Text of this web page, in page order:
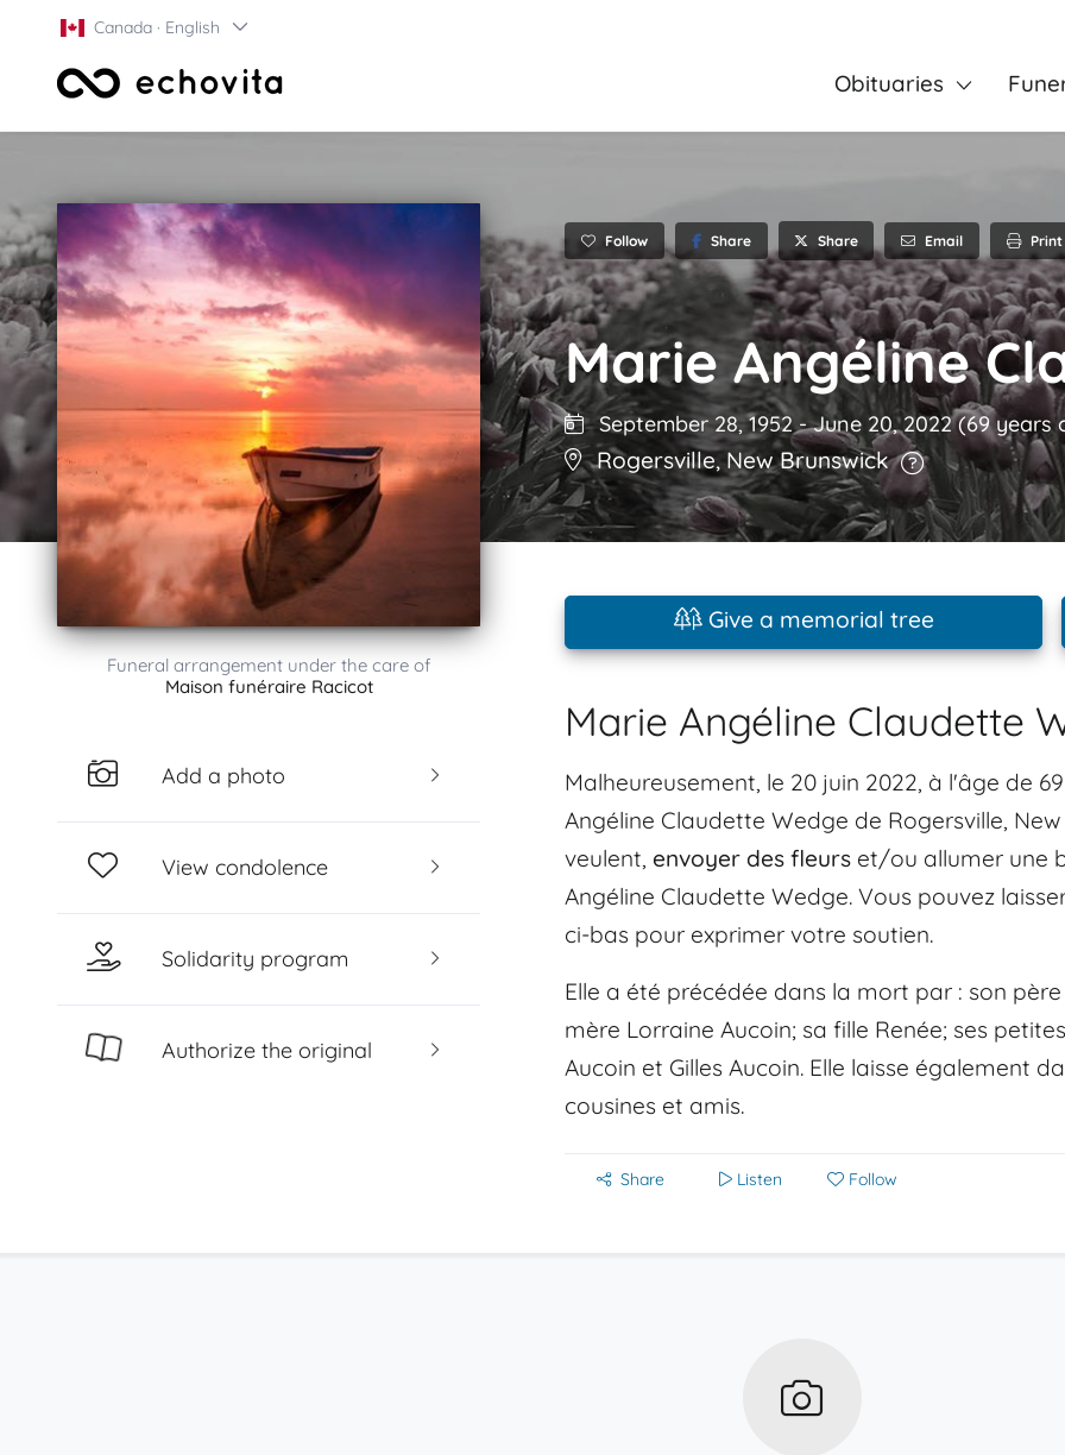
Canada · English
Obituaries
Funeral arrangement under the care of
Maison funéraire Racicot
Add a photo
View condolence
Solidarity program
Authorize the original
Follow Share Share Email Print
Marie Angéline
September 28, 1952-June 20, 2022(69 years
Rogersville,New Brunswick
Give a memorial tree
Marie Angéline Claudette
Malheureusement, le 20 juin 2022, à l'âge de
Angéline Claudette Wedge de Rogersville,
veulent, envoyer des fleurs et/ou allumer une
Angéline Claudette Wedge. Vous pouvez
ci-bas pour exprimer votre soutien.
Elle a été précédée dans la mort par : son
mère Lorraine Aucoin; sa fille Renée; ses
Aucoin et Gilles Aucoin. Elle laisse également
cousines et amis.
Share Listen Follow